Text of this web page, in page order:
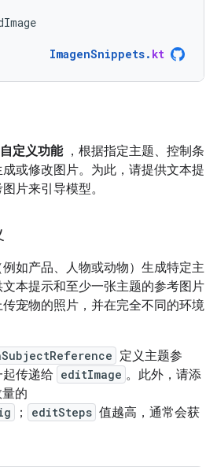
ImagenSnippets. kt
自定义功能，根据指定主题、控制条
或修改图片。为此，请提供文本提
片来引导模型。
如产品、人物或动物）生成特定主
本提示和至少一张主题的参考图片
宠物的照片，并在完全不同的环境
定义主题参
传递给 editImage 。此外，请添
的
； editSteps 值越高，通常会获